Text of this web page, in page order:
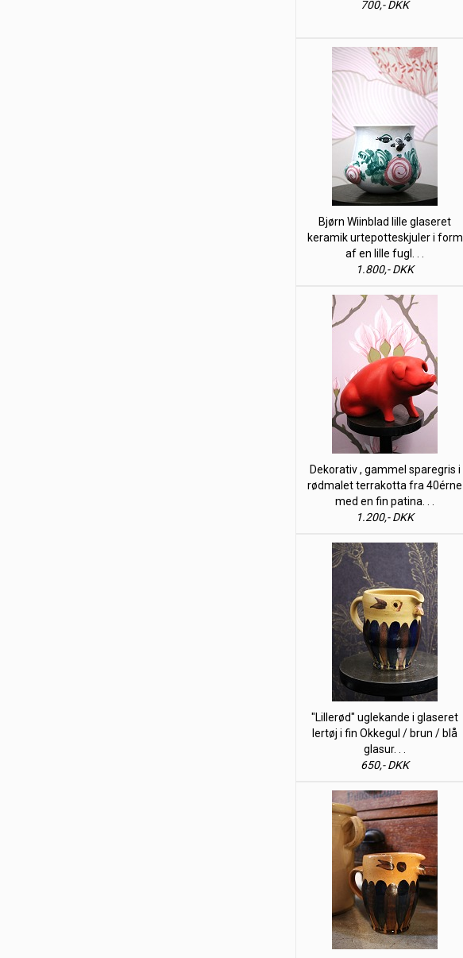
700,- DKK
Bjørn Wiinblad lille glaseret
keramik urtepotteskjuler i form
af en lille fugl. . .
1.800,- DKK
Dekorativ , gammel sparegris i
rødmalet terrakotta fra 40érne
med en fin patina. . .
1.200,- DKK
"Lillerød" uglekande i glaseret
lertøj i fin Okkegul / brun / blå
glasur. . .
650,- DKK